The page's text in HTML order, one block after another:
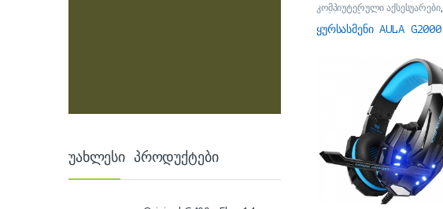
კომპიუტერული აქსესუარები,
ყურსასმენები
ყურსასმენი AULA G2000
უახლესი პროდუქტები